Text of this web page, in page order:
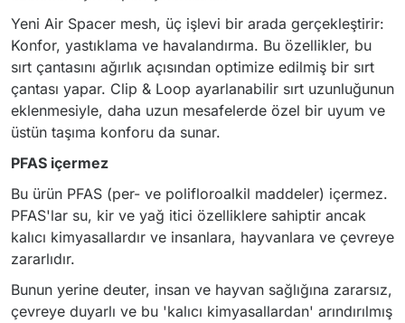
Yeni Air Spacer mesh, üç işlevi bir arada gerçekleştirir:
Konfor, yastıklama ve havalandırma. Bu özellikler, bu
sırt çantasını ağırlık açısından optimize edilmiş bir sırt
çantası yapar. Clip & Loop ayarlanabilir sırt uzunluğunun
eklenmesiyle, daha uzun mesafelerde özel bir uyum ve
üstün taşıma konforu da sunar.
PFAS içermez
Bu ürün PFAS (per- ve polifloroalkil maddeler) içermez.
PFAS'lar su, kir ve yağ itici özelliklere sahiptir ancak
kalıcı kimyasallardır ve insanlara, hayvanlara ve çevreye
zararlıdır.
Bunun yerine deuter, insan ve hayvan sağlığına zararsız,
çevreye duyarlı ve bu 'kalıcı kimyasallardan' arındırılmış